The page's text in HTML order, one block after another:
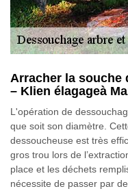
Arracher la souche
– Klien élagageà
L'opération de
que soit son diamètre.
dessoucheuse est très
gros trou lors de
place et les déchets
nécessite de passer par